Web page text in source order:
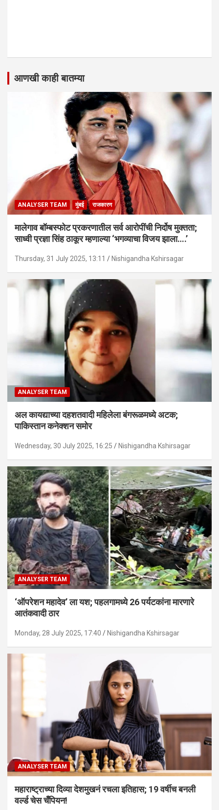
आणखी काही बातम्या
ANALYSER TEAM मुंबई राजकारण
मालेगाव बॉम्बस्फोट प्रकरणातील सर्व आरोपींची निर्दोष मुक्तता;
साध्वी प्रज्ञा सिंह ठाकूर म्हणाल्या ‘भगव्याचा विजय झाला….’
Thursday, 31 July 2025, 13:11 Nishigandha Kshirsagar
ANALYSER TEAM
अल कायद्याच्या दहशतवादी महिलेला बंगरूळमध्ये अटक;
पाकिस्तान कनेक्शन समोर
Wednesday, 30 July 2025, 16:25 Nishigandha Kshirsagar
ANALYSER TEAM
‘ऑपरेशन महादेव’ ला यश; पहलगामध्ये 26 पर्यटकांना मारणारे
आतंकवादी ठार
Monday, 28 July 2025, 17:40 Nishigandha Kshirsagar
ANALYSER TEAM
महाराष्ट्राच्या दिव्या देशमुखनं रचला इतिहास; 19 वर्षीच बनली
वर्ल्ड चेस चँपियन!